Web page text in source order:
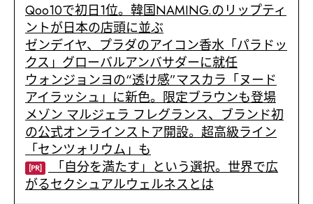
Qoo10で初日1位。韓国NAMING.のリップティ
ントが日本の店頭に並ぶ
ゼンデイヤ、プラダのアイコン香水「パラドッ
クス」グローバルアンバサダーに就任
ウォンジョンヨの“透け感”マスカラ「ヌード
アイラッシュ」に新色。限定ブラウンも登場
メゾン マルジェラ フレグランス、ブランド初
の公式オンラインストア開設。超高級ライン
「センツォリウム」も
[PR]
「自分を満たす」という選択。世界で広
がるセクシュアルウェルネスとは